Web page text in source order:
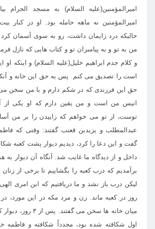
اميرالمؤمنين(عليه السلام) به مسجد الحرام
اميرالمؤمنين نه ماهه حامله بود. او در كنار
حاليكه درد زايمان داشت، رو به سوى آسمان كرد
من به تو و به پيامبران تو و كتاب هايى كه نازل
و كلام جدم ابراهيم خليل(عليه السلام) و اينكه او
است را تصديق مى كنم. پس به حق اين خانه و
حق اين فرزندى كه در شكم دارم و با من سخن
انيس من است و من يقين دارم كه او يكى از
توست، از تو مى خواهم كه زاييدن را بر من
عبدالمطلب و يزيدبن قعنب گفتند: وقتى كه
گفت و اين دعا را كرد، ديديم ديوار پشت كعبه
داخل و از ديدگاه ما غايب شد. آنگاه آن ديوار به
برآمديم كه درب كعبه را بگشاييم تا برخى از زنان
روز در كعبه ماند. زن و مرد مكه در اين مورد،
ميان خانه ها سخن مى
اول شكافته شده بود، مجدداً شكافته و فاطمه